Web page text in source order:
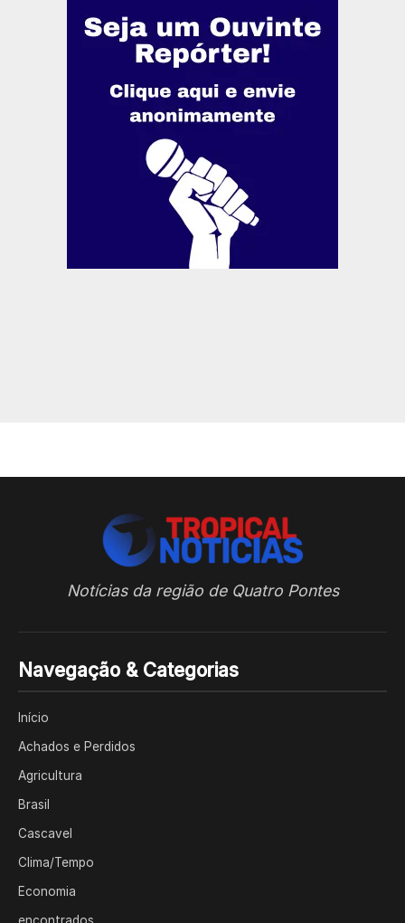
Notícias da região de Quatro Pontes
Navegação & Categorias
Início
Achados e Perdidos
Agricultura
Brasil
Cascavel
Clima/Tempo
Economia